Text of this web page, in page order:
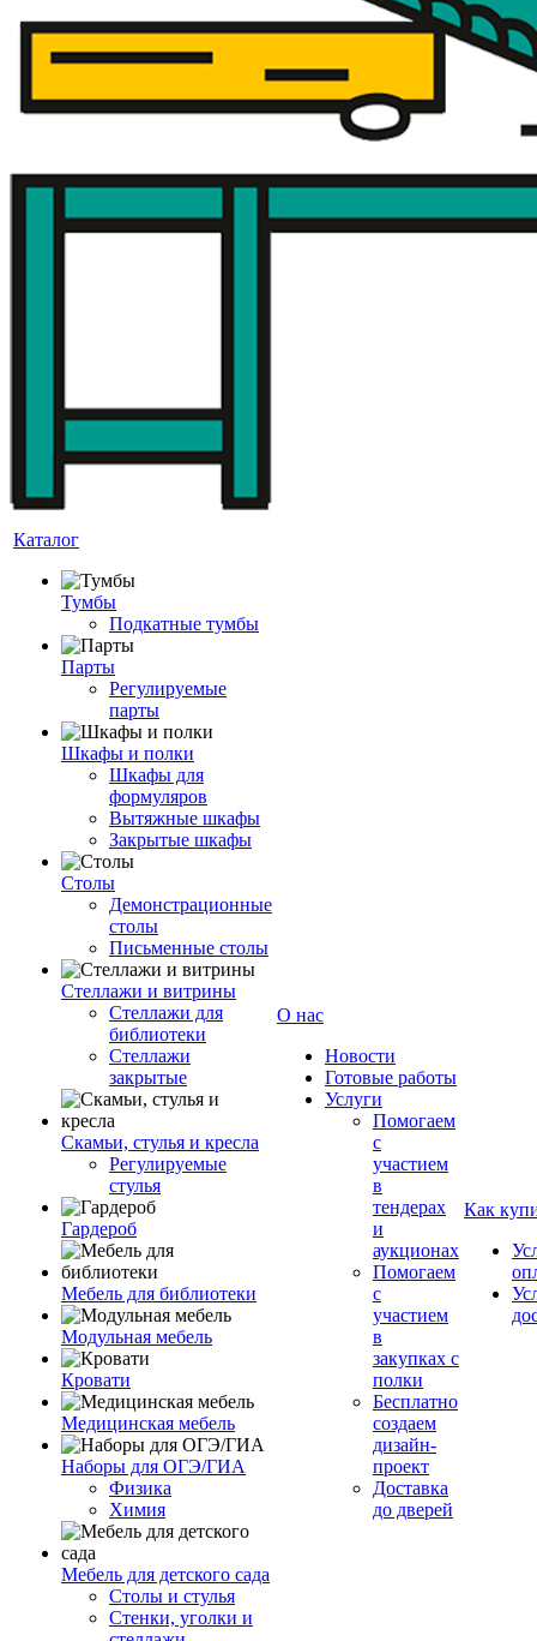
Каталог
Тумбы
Подкатные тумбы
Парты
Регулируемые
парты
Шкафы и полки
Шкафы для
формуляров
Вытяжные шкафы
Закрытые шкафы
Столы
Демонстрационные
столы
Письменные столы
Стеллажи и витрины
Стеллажи для
библиотеки
Стеллажи
закрытые
Скамьи, стулья и кресла
Регулируемые
стулья
Гардероб
Мебель для библиотеки
Модульная мебель
Кровати
Медицинская мебель
Наборы для ОГЭ/ГИА
Физика
Химия
Мебель для детского сада
Столы и стулья
Стенки, уголки и
О нас
Новости
Готовые работы
Услуги
Помогаем
с
участием
в
тендерах
и
аукционах
Помогаем
с
участием
в
закупках с
полки
Бесплатно
создаем
дизайн-
проект
Доставка
до дверей
Как